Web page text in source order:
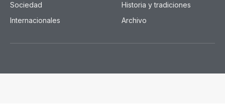
Sociedad
Internacionales
Historia y tradiciones
Archivo